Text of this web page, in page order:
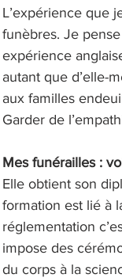
L’expérience que
funèbres. Je pense
expérience
autant que d’elle-
aux familles
Garder de
Mes funérailles :
Elle obtient son
formation est lié à
réglementation
impose des
du corps à la